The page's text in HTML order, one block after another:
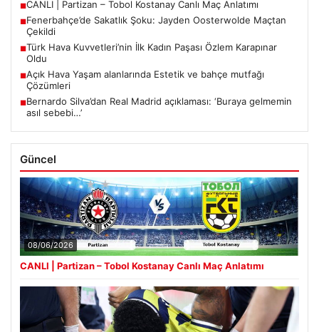
■CANLI | Partizan – Tobol Kostanay Canlı Maç Anlatımı
■Fenerbahçe’de Sakatlık Şoku: Jayden Oosterwolde Maçtan
Çekildi
■Türk Hava Kuvvetleri’nin İlk Kadın Paşası Özlem Karapınar
Oldu
■Açık Hava Yaşam alanlarında Estetik ve bahçe mutfağı
Çözümleri
■Bernardo Silva’dan Real Madrid açıklaması: ‘Buraya gelmemin
asıl sebebi…’
Güncel
08/06/2026
CANLI | Partizan – Tobol Kostanay Canlı Maç Anlatımı